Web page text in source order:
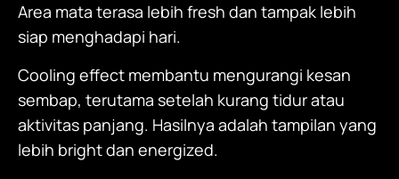
Area mata terasa lebih fresh dan tampak lebih
siap menghadapi hari.
Cooling effect membantu mengurangi kesan
sembap, terutama setelah kurang tidur atau
aktivitas panjang. Hasilnya adalah tampilan yang
lebih bright dan energized.